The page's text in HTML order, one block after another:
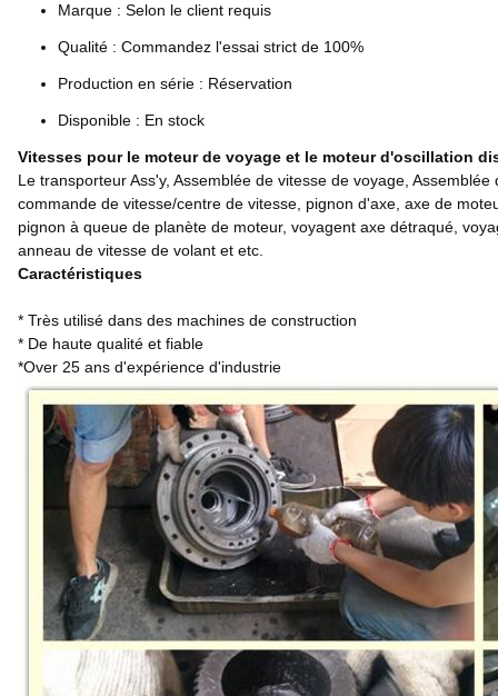
Marque : Selon le client requis
Qualité : Commandez l'essai strict de 100%
Production en série : Réservation
Disponible : En stock
Vitesses pour le moteur de voyage et le moteur d'oscillation
Le transporteur Ass'y, Assemblée de vitesse de voyage,
commande de vitesse/centre de vitesse, pignon d'axe, axe de
pignon à queue de planète de moteur, voyagent axe détraqué,
anneau de vitesse de volant et etc.
Caractéristiques
* Très utilisé dans des machines de construction
* De haute qualité et fiable
*Over 25 ans d'expérience d'industrie